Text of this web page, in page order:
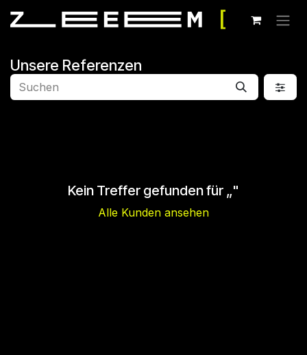
Unsere Referenzen
Kein Treffer gefunden für „"
Alle Kunden ansehen